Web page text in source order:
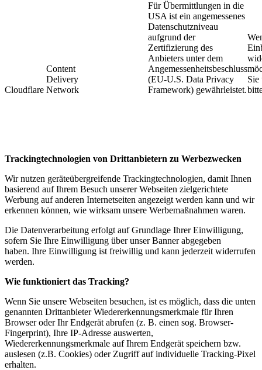
Cloudflare
Content
Delivery
Network
Für Übermittlungen in die
USA ist ein angemessenes
Datenschutzniveau
aufgrund der
Zertifizierung des
Anbieters unter dem
Angemessenheitsbeschluss
(EU-U.S. Data Privacy
Framework) gewährleistet.
Sie
Trackingtechnologien von Drittanbietern zu Werbezwecken
Wir nutzen geräteübergreifende Trackingtechnologien, damit Ihnen
basierend auf Ihrem Besuch unserer Webseiten zielgerichtete
Werbung auf anderen Internetseiten angezeigt werden kann und wir
erkennen können, wie wirksam unsere Werbemaßnahmen waren.
Die Datenverarbeitung erfolgt auf Grundlage Ihrer Einwilligung,
sofern Sie Ihre Einwilligung über unser Banner abgegeben
haben. Ihre Einwilligung ist freiwillig und kann jederzeit widerrufen
werden.
Wie funktioniert das Tracking?
Wenn Sie unsere Webseiten besuchen, ist es möglich, dass die unten
genannten Drittanbieter Wiedererkennungsmerkmale für Ihren
Browser oder Ihr Endgerät abrufen (z. B. einen sog. Browser-
Fingerprint), Ihre IP-Adresse auswerten,
Wiedererkennungsmerkmale auf Ihrem Endgerät speichern bzw.
auslesen (z.B. Cookies) oder Zugriff auf individuelle Tracking-Pixel
erhalten.